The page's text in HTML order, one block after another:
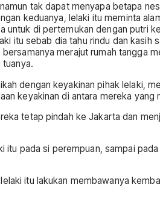
tak dapat menyapa betapa
keduanya, lelaki itu meminta
untuk di pertemukan dengan
itu sebab dia tahu rindu dan
merajut rumah
dengan keyakinan pihak lelaki,
keyakinan di antara mereka
tetap pindah ke Jakarta dan
itu pada si perempuan, sampai
itu lakukan membawanya